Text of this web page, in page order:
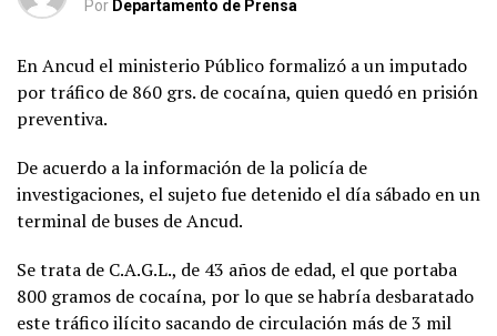
Por Departamento de Prensa
En Ancud el ministerio Público formalizó a un imputado
por tráfico de 860 grs. de cocaína, quien quedó en prisión
preventiva.
De acuerdo a la información de la policía de
investigaciones, el sujeto fue detenido el día sábado en un
terminal de buses de Ancud.
Se trata de C.A.G.L., de 43 años de edad, el que portaba
800 gramos de cocaína, por lo que se habría desbaratado
este tráfico ilícito sacando de circulación más de 3 mil